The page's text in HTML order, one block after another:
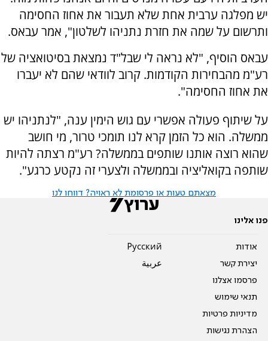
יש מפלגה ערבית אחת שלא תעבור את אחוז החסימה
ותרשום על שמה את חזרת נתניהו לשלטון", אמר עבאס.
עבאס הוסיף, "לא נראה לי שבל"ד נמצאת בסיטואציה של
רע"מ מהבחירות הקודמות. קרוב לוודאי שהם לא יעברו
את אחוז החסימה".
על שיתוף פעולה אפשרי עם גוש הימין ענה, "לנתניהו יש
ממשלה. הוא כל הזמן קרא לנו תומכי טרור, מי חושב
שהוא רוצה אותנו שותפים בממשלה? רע"מ רצתה להיות
שותפה בקואליציה ובממשלה ולצערי זה נקטע כרגע".
מצאתם טעות או פרסומת לא ראויה? דווחו לנו
פנו אלינו
אודות
יצירת קשר
פרסמו אצלנו
תנאי שימוש
מדיניות פרטיות
הצהרת נגישות
Pусский
عربية